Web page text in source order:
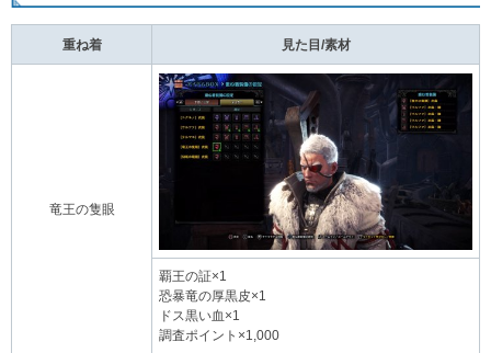
重ね着 見た目/素材
竜王の隻眼
覇王の証×1
恐暴竜の厚黒皮×1
ドス黒い血×1
調査ポイント×1,000